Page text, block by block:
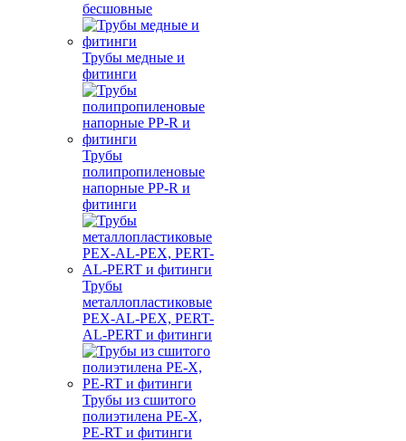
бесшовные
Трубы медные и
фитинги
Трубы
полипропиленовые
напорные PP-R и
фитинги
Трубы
металлопластиковые
PEX-AL-PEX, PERT-
AL-PERT и фитинги
Трубы из сшитого
полиэтилена PE-X,
PE-RT и фитинги